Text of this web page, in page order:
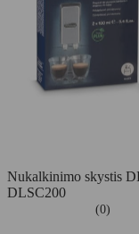
Nukalkinimo skystis
DLSC200
(0)